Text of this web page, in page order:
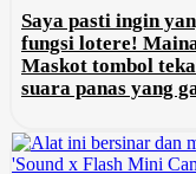
Saya pasti ingin
fungsi lotere!
Maskot tombol
suara panas yang